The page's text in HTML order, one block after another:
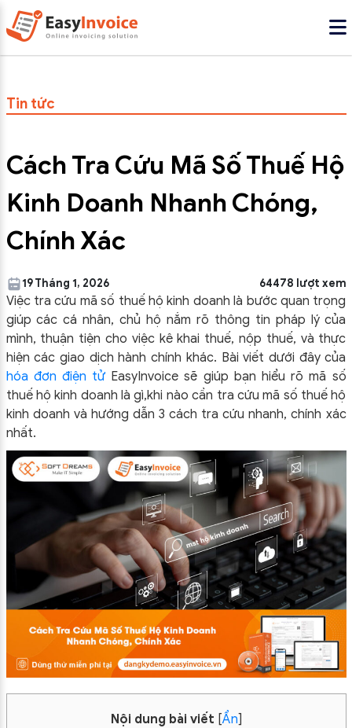
Tin tức
Cách Tra Cứu Mã Số Thuế Hộ
Kinh Doanh Nhanh Chóng,
Chính Xác
19 Tháng 1, 2026 64478 lượt xem
Việc tra cứu mã số thuế hộ kinh doanh là bước quan trọng
giúp các cá nhân, chủ hộ nắm rõ thông tin pháp lý của
mình, thuận tiện cho việc kê khai thuế, nộp thuế, và thực
hiện các giao dịch hành chính khác. Bài viết dưới đây của
hóa đơn điện tử EasyInvoice sẽ giúp bạn hiểu rõ mã số
thuế hộ kinh doanh là gì,khi nào cần tra cứu mã số thuế hộ
kinh doanh và hướng dẫn 3 cách tra cứu nhanh, chính xác
nhất.
Nội dung bài viết [Ẩn]